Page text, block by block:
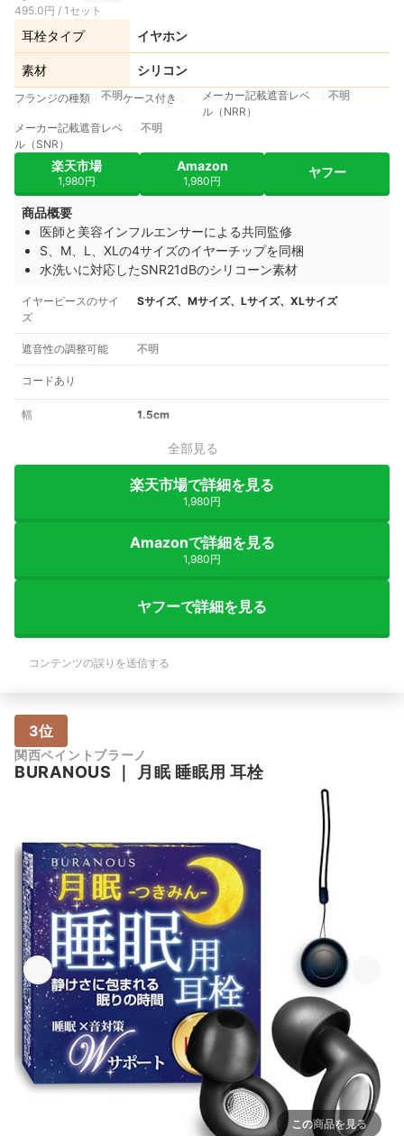
495.0円 / 1セット
耳栓タイプ イヤホン
素材 シリコン
フランジの種類 不明ケース付き
メーカー記載遮音レベ
ル（NRR）
不明
メーカー記載遮音レベ
ル（SNR）
不明
楽天市場
1,980円
Amazon
1,980円
ヤフー
商品概要
医師と美容インフルエンサーによる共同監修
S、M、L、XLの4サイズのイヤーチップを同梱
水洗いに対応したSNR21dBのシリコーン素材
イヤーピースのサイ
ズ
Sサイズ、Mサイズ、Lサイズ、XLサイズ
遮音性の調整可能 不明
コードあり
幅 1.5cm
全部見る
楽天市場で詳細を見る
1,980円
Amazonで詳細を見る
1,980円
ヤフーで詳細を見る
コンテンツの誤りを送信する
3位
関西ペイントブラーノ
BURANOUS ｜ 月眠 睡眠用 耳栓
この商品を見る